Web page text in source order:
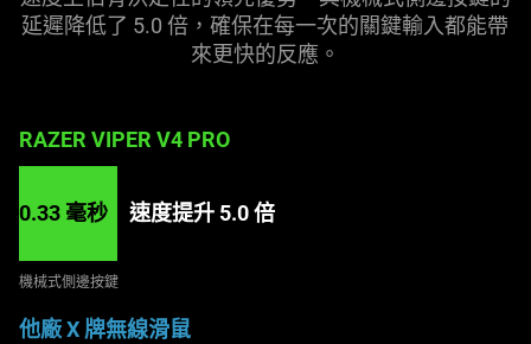
延遲降低了 5.0 倍，確保在每一次的關鍵輸入都能帶
來更快的反應 。
RAZER VIPER V4 PRO
0.33 毫秒 速度提升 5.0 倍
機械式側邊按鍵
他廠 X 牌無線滑鼠